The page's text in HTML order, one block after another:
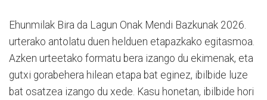
Ehunmilak Bira da Lagun Onak Mendi Bazkunak 2026.
urterako antolatu duen helduen etapazkako egitasmoa.
Azken urteetako formatu bera izango du ekimenak, eta
gutxi gorabehera hilean etapa bat eginez, ibilbide luze
bat osatzea izango du xede. Kasu honetan, ibilbide hori